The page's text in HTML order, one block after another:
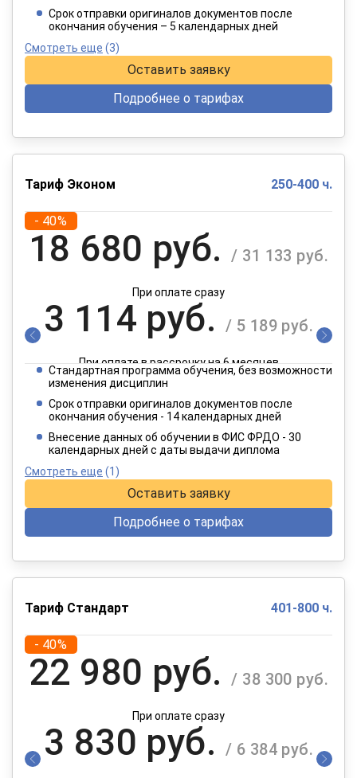
При оплате в рассрочку на 12 месяцев
Срок отправки оригиналов документов после
окончания обучения – 5 календарных дней
Смотреть еще (3)
Оставить заявку
Подробнее о тарифах
Тариф Эконом 250-400 ч.
- 40%
18 680 руб. / 31 133 руб.
При оплате сразу
3 114 руб. / 5 189 руб.
При оплате в рассрочку на 6 месяцев
1 557 руб.
При оплате в рассрочку на 12 месяцев
Стандартная программа обучения, без возможности
изменения дисциплин
Срок отправки оригиналов документов после
окончания обучения - 14 календарных дней
Внесение данных об обучении в ФИС ФРДО - 30
календарных дней с даты выдачи диплома
Смотреть еще (1)
Оставить заявку
Подробнее о тарифах
Тариф Стандарт 401-800 ч.
- 40%
22 980 руб. / 38 300 руб.
При оплате сразу
3 830 руб. / 6 384 руб.